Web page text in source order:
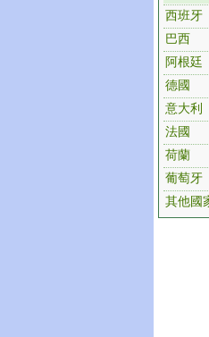
西班牙
巴西
阿根廷
德國
意大利
法國
荷蘭
葡萄牙
其他國